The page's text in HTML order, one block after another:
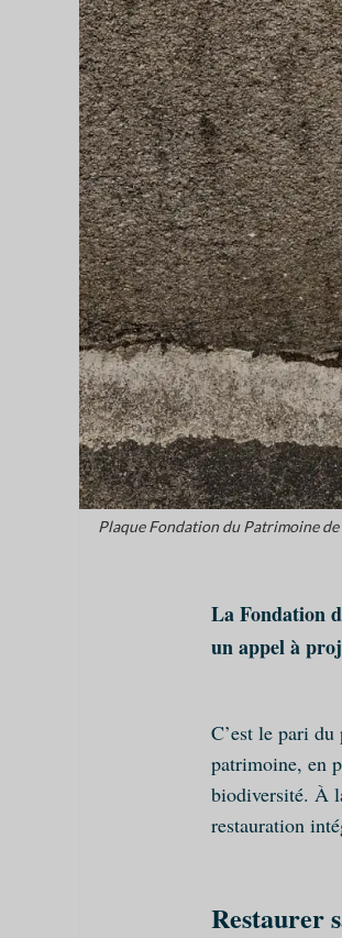
Plaque Fondation du Patrimoine
La Fondation
un appel à
C’est le pari
patrimoine, en
biodiversité. À
restauration
Restaurer